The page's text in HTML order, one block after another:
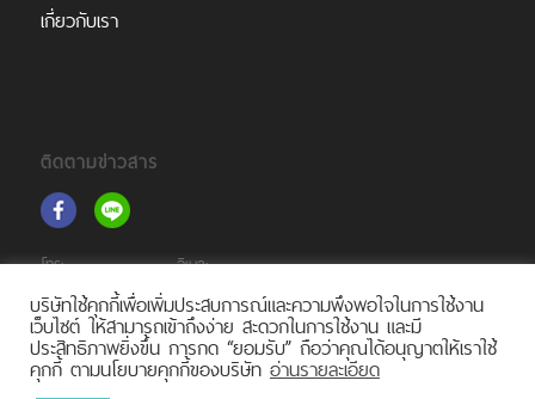
เกี่ยวกับเรา
ติดตามข่าวสาร
โทร:
(+66)2 105 6261
อีเมล:
บริษัทใช้คุกกี้เพื่อเพิ่มประสบการณ์และความพึงพอใจในการใช้งาน
เว็บไซต์ ให้สามารถเข้าถึงง่าย สะดวกในการใช้งาน และมี
ประสิทธิภาพยิ่งขึ้น การกด “ยอมรับ” ถือว่าคุณได้อนุญาตให้เราใช้
คุกกี้ ตามนโยบายคุกกี้ของบริษัท อ่านรายละเอียด